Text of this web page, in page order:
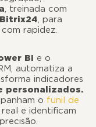
, treinada com
Bitrix24, para
rapidez.
BI e o
automatiza a
indicadores
personalizados.
o funil de
e identificam